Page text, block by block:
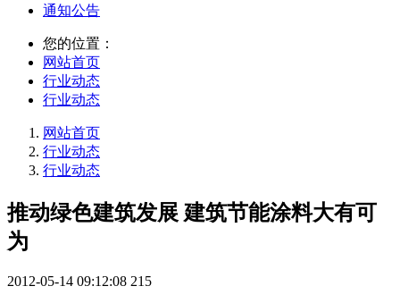
通知公告
您的位置：
网站首页
行业动态
行业动态
网站首页
行业动态
行业动态
推动绿色建筑发展 建筑节能涂料大有可
为
2012-05-14 09:12:08 215